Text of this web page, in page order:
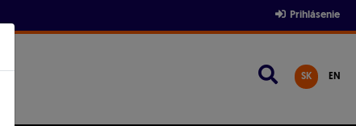
Prihlásenie
SK EN